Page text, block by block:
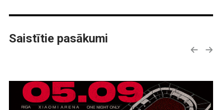
Saistītie pasākumi